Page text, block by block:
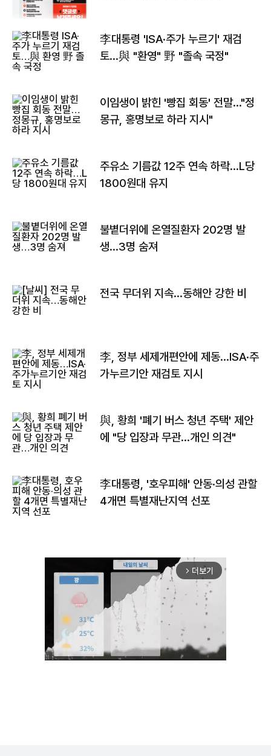
李대통령 'ISA·주가 누르기' 재검
토…與 "환영" 野 "졸속 국정"
이임생이 밝힌 '빵집 회동' 전말…"정
몽규, 홍명보로 하라 지시"
주유소 기름값 12주 연속 하락…L당
1800원대 유지
불볕더위에 온열질환자 202명 발
생…3명 숨져
전국 무더위 지속…동해안 강한 비
李, 정부 세제개편안에 제동…ISA·주
가누르기안 재검토 지시
與, 황희 '폐기 버스 청년 주택' 제안
에 "당 입장과 무관…개인 의견"
李대통령, '호우피해' 안동·의성 관할
4개면 특별재난지역 선포
arrow_forward_ios 더보기